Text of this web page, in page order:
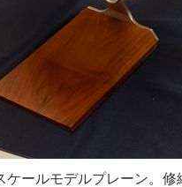
ールモデルプレーン。修